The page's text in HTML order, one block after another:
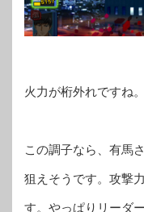
火力が桁外れですね。
この調子なら、有馬
狙えそうです。攻撃
す。やっぱりリーダ